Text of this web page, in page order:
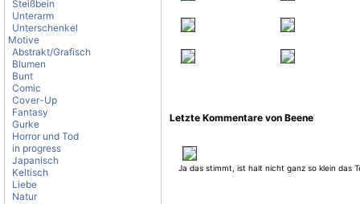
Steißbein
Unterarm
Unterschenkel
Motive
Abstrakt/Grafisch
Blumen
Bunt
Comic
Cover-Up
Fantasy
Gurke
Horror und Tod
in progress
Japanisch
Keltisch
Liebe
Natur
Letzte Kommentare von Beene
Ja das stimmt, ist halt nicht ganz so klein das